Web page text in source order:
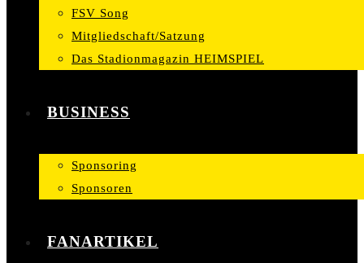
FSV Song
Mitgliedschaft/Satzung
Das Stadionmagazin HEIMSPIEL
BUSINESS
Sponsoring
Sponsoren
FANARTIKEL